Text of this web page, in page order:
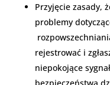
Przyjęcie zasady,
problemy
rejestrować i
niepokojące